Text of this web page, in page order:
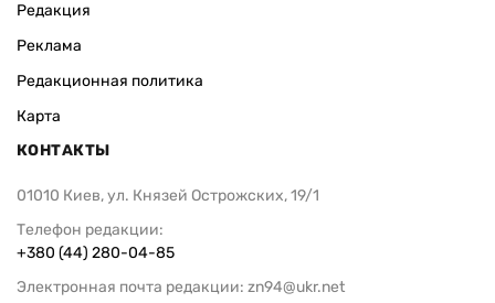
Редакция
Реклама
Редакционная политика
Карта
КОНТАКТЫ
01010 Киев, ул. Князей Острожских, 19/1
Телефон редакции:
+380 (44) 280-04-85
Электронная почта редакции: zn94@ukr.net